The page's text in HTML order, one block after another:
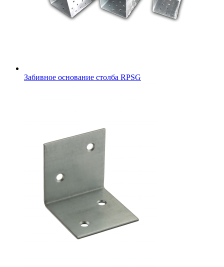
Забивное основание столба RPSG